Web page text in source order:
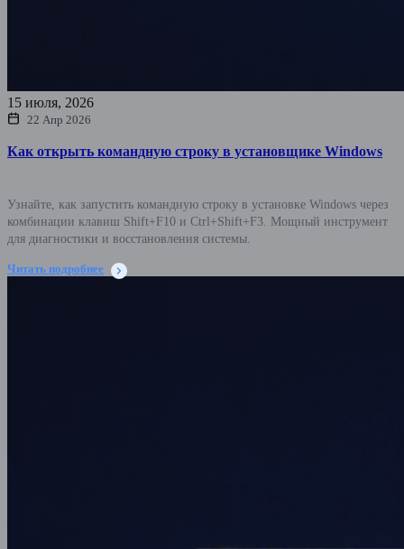
15 июля, 2026
22 Апр 2026
Как открыть командную строку в установщике Windows
Узнайте, как запустить командную строку в установке Windows через
комбинации клавиш Shift+F10 и Ctrl+Shift+F3. Мощный инструмент
для диагностики и восстановления системы.
Читать подробнее